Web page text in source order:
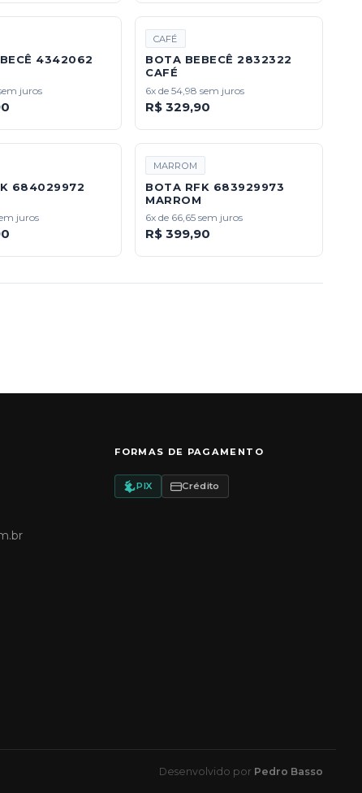
4342062
juros
CAFÉ
BOTA BEBECÊ 2832322
CAFÉ
6x de 54,98 sem juros
R$ 329,90
684029972
juros
MARROM
BOTA RFK 683929973
MARROM
6x de 66,65 sem juros
R$ 399,90
FORMAS DE PAGAMENTO
PIX Crédito
Desenvolvido por Pedro Basso